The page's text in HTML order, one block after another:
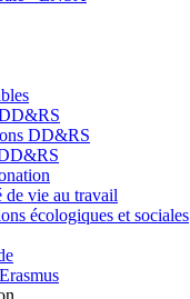
DD&RS
de vie au travail
écologiques et sociales